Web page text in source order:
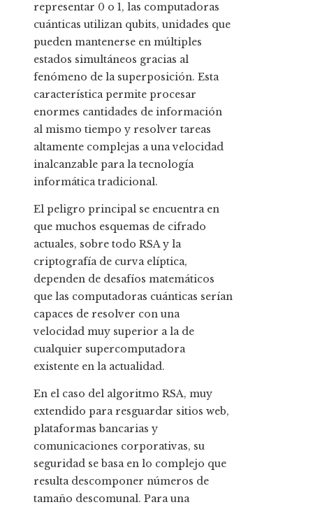
representar 0 o 1, las computadoras
cuánticas utilizan qubits, unidades que
pueden mantenerse en múltiples
estados simultáneos gracias al
fenómeno de la superposición. Esta
característica permite procesar
enormes cantidades de información
al mismo tiempo y resolver tareas
altamente complejas a una velocidad
inalcanzable para la tecnología
informática tradicional.
El peligro principal se encuentra en
que muchos esquemas de cifrado
actuales, sobre todo RSA y la
criptografía de curva elíptica,
dependen de desafíos matemáticos
que las computadoras cuánticas serían
capaces de resolver con una
velocidad muy superior a la de
cualquier supercomputadora
existente en la actualidad.
En el caso del algoritmo RSA, muy
extendido para resguardar sitios web,
plataformas bancarias y
comunicaciones corporativas, su
seguridad se basa en lo complejo que
resulta descomponer números de
tamaño descomunal. Para una